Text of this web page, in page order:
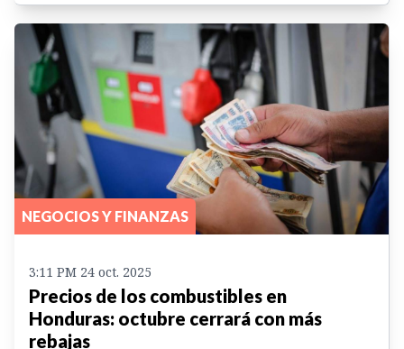
NEGOCIOS Y FINANZAS
3:11 PM 24 oct. 2025
Precios de los combustibles en
Honduras: octubre cerrará con más
rebajas